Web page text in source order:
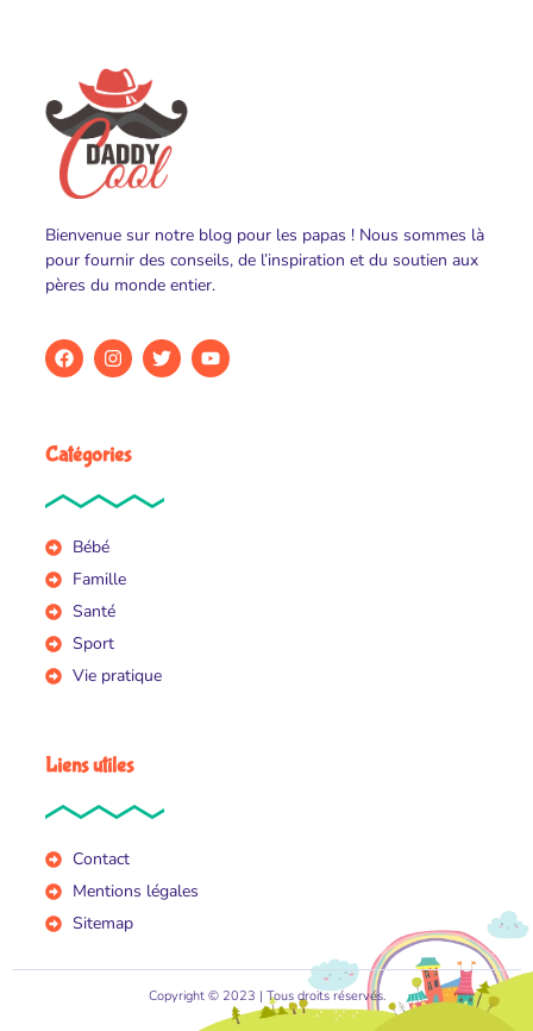
Bienvenue sur notre blog pour les papas ! Nous sommes là
pour fournir des conseils, de l’inspiration et du soutien aux
pères du monde entier.
Catégories
Bébé
Famille
Santé
Sport
Vie pratique
Liens utiles
Contact
Mentions légales
Sitemap
Copyright © 2023 | Tous droits réservés.